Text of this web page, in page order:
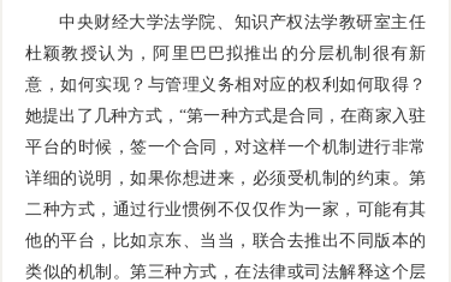
中央财经大学法学院、知识产权法学教研室主任
杜颖教授认为，阿里巴巴拟推出的分层机制很有新
意，如何实现？与管理义务相对应的权利如何取得？
她提出了几种方式，“第一种方式是合同，在商家入驻
平台的时候，签一个合同，对这样一个机制进行非常
详细的说明，如果你想进来，必须受机制的约束。第
二种方式，通过行业惯例不仅仅作为一家，可能有其
他的平台，比如京东、当当，联合去推出不同版本的
类似的机制。第三种方式，在法律或司法解释这个层